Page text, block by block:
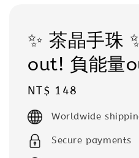
✨ 茶晶手珠
out! 負能量
Regular
price
NT$ 148
Worldwide
Secure payments